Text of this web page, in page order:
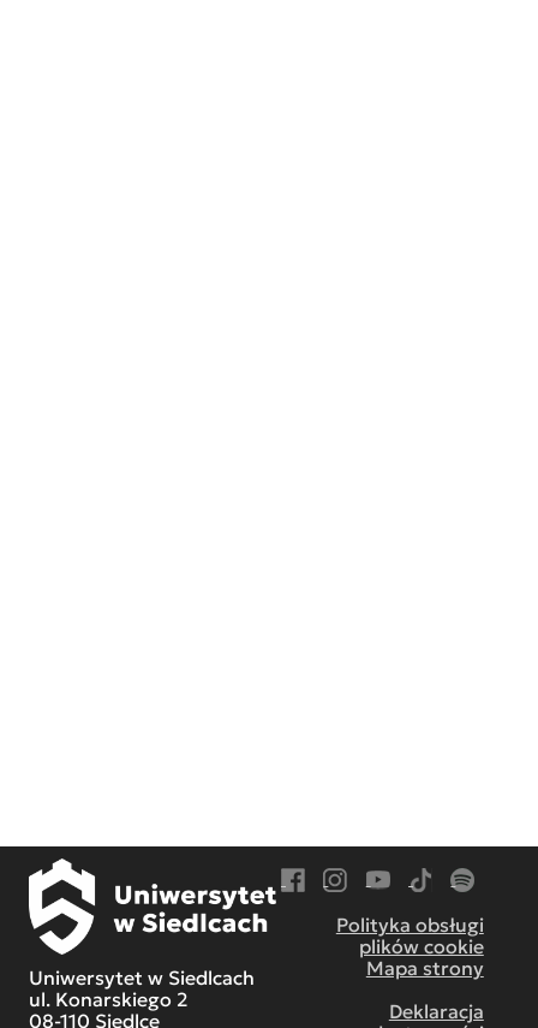
Uniwersytet w Siedlcach
ul. Konarskiego 2
08-110 Siedlce
Polityka obsługi
plików cookie
Mapa strony
Deklaracja